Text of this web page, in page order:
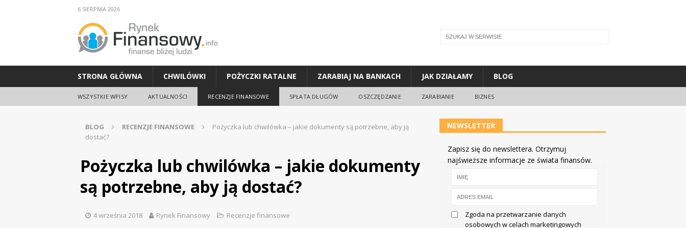
6 SIERPNIA 2026
STRONA GŁÓWNA CHWILÓWKI POŻYCZKI RATALNE ZARABIAJ NA BANKACH JAK DZIAŁAMY BLOG
WSZYSTKIE WPISY AKTUALNOŚCI RECENZJE FINANSOWE SPŁATA DŁUGÓW OSZCZĘDZANIE ZARABIANIE BIZNES
BLOG RECENZJE FINANSOWE
Pożyczka lub chwilówka – jakie dokumenty są potrzebne, aby ją
dostać?
Pożyczka lub chwilówka – jakie dokumenty
są potrzebne, aby ją dostać?
4 września 2018 Rynek Finansowy Recenzje finansowe
NEWSLETTER
Zapisz się do newslettera. Otrzymuj
najświeższe informacje ze świata finansów.
Zgoda na przetwarzanie danych
osobowych w celach marketingowych